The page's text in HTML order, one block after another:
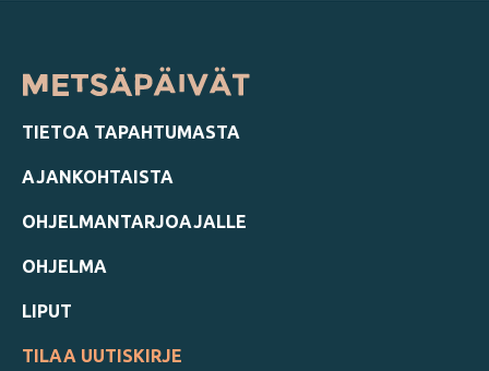
TIETOA TAPAHTUMASTA
AJANKOHTAISTA
OHJELMANTARJOAJALLE
OHJELMA
LIPUT
TILAA UUTISKIRJE